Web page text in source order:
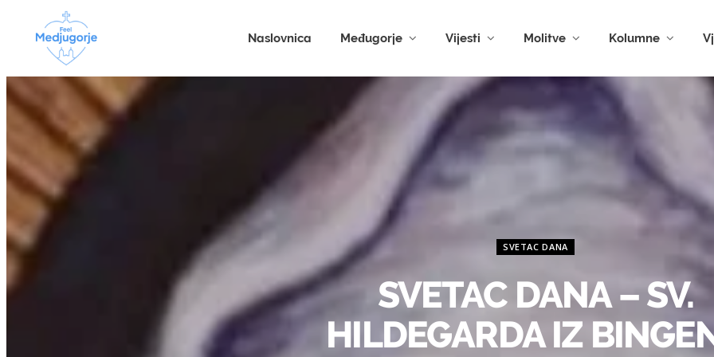
Naslovnica Međugorje Vijesti Molitve Kolumne
SVETAC DANA
SVETAC DANA – SV.
HILDEGARDA IZ